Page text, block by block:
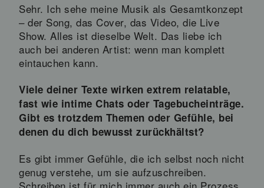
Sehr. Ich sehe meine Musik als Gesamtkonzept
– der Song, das Cover, das Video, die Live
Show. Alles ist dieselbe Welt. Das liebe ich
auch bei anderen Artist: wenn man komplett
eintauchen kann.
Viele deiner Texte wirken extrem relatable,
fast wie intime Chats oder Tagebucheinträge.
Gibt es trotzdem Themen oder Gefühle, bei
denen du dich bewusst zurückhältst?
Es gibt immer Gefühle, die ich selbst noch nicht
genug verstehe, um sie aufzuschreiben.
Schreiben ist für mich immer auch ein Prozess